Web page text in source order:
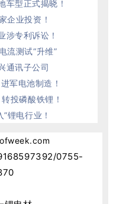
车型正式揭晓！
企业投资！
涉专利诉讼！
流测试“升维”
通讯子公司
军电池制造！
投磷酸铁锂！
锂电行业！
/0755-